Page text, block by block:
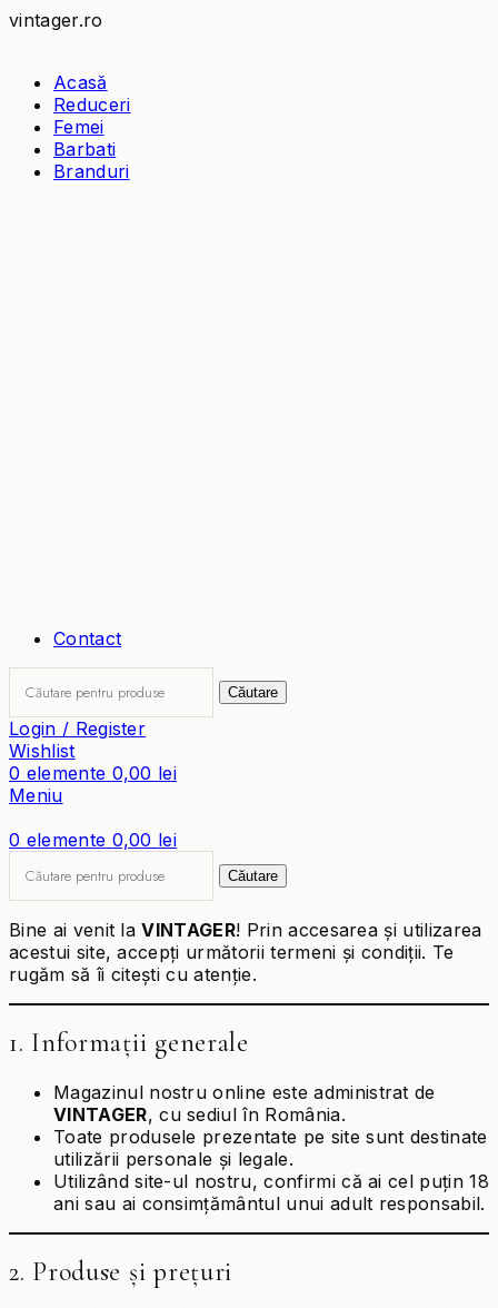
vintager.ro
Acasă
Reduceri
Femei
Barbati
Branduri
Contact
Căutare
Login / Register
Wishlist
0 elemente 0,00 lei
Meniu
0 elemente 0,00 lei
Căutare
Bine ai venit laVINTAGER! Prin accesarea și utilizarea
acestui site, accepți următorii termeni și condiții. Te
rugăm să îi citești cu atenție.
1. Informații generale
Magazinul nostru online este administrat de
VINTAGER, cu sediul în România.
Toate produsele prezentate pe site sunt destinate
utilizării personale și legale.
Utilizând site-ul nostru, confirmi că ai cel puțin 18
ani sau ai consimțământul unui adult responsabil.
2. Produse și prețuri